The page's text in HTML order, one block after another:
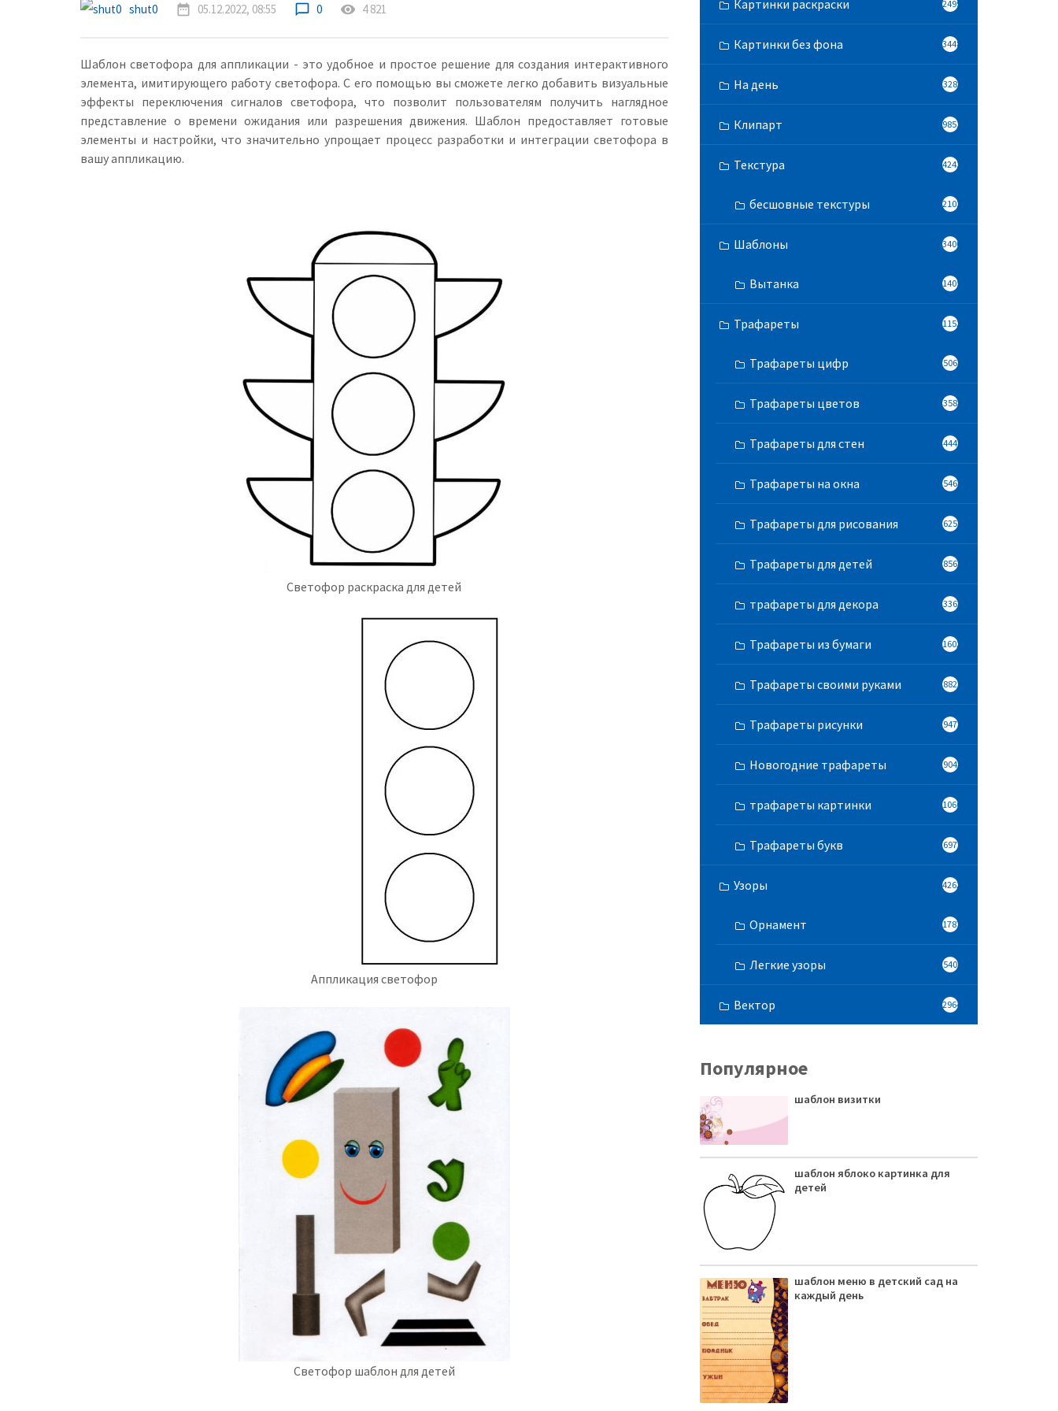
shut0 date_range 05.12.2022, 08:55 chat_bubble_outline 0 remove_red_eye 4 821
Шаблон светофора для аппликации - это удобное и простое решение для создания интерактивного
элемента, имитирующего работу светофора. С его помощью вы сможете легко добавить визуальные
эффекты переключения сигналов светофора, что позволит пользователям получить наглядное
представление о времени ожидания или разрешения движения. Шаблон предоставляет готовые
элементы и настройки, что значительно упрощает процесс разработки и интеграции светофора в
вашу аппликацию.
Светофор раскраска для детей
Аппликация светофор
Светофор шаблон для детей
Картинки раскраски 2499
Картинки без фона 3448
На день 328
Клипарт 9851
Текстура 4243
бесшовные текстуры 2103
Шаблоны 3400
Вытанка 1405
Трафареты 11525
Трафареты цифр 506
Трафареты цветов 358
Трафареты для стен 444
Трафареты на окна 546
Трафареты для рисования 625
Трафареты для детей 856
трафареты для декора 336
Трафареты из бумаги 1602
Трафареты своими руками 882
Трафареты рисунки 947
Новогодние трафареты 904
трафареты картинки 1060
Трафареты букв 697
Узоры 4262
Орнамент 1787
Легкие узоры 540
Вектор 2964
Популярное
шаблон визитки
шаблон яблоко картинка для
детей
шаблон меню в детский сад на
каждый день